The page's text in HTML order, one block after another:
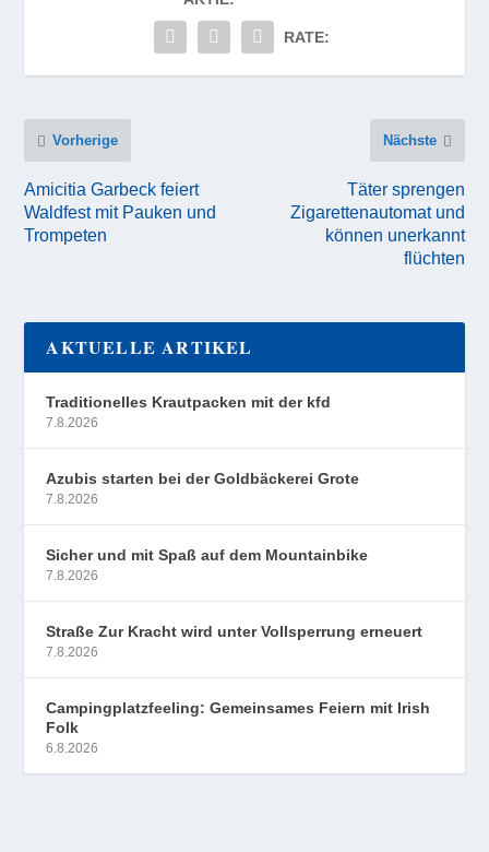
RATE:
Vorherige
Amicitia Garbeck feiert
Waldfest mit Pauken und
Trompeten
Nächste
Täter sprengen
Zigarettenautomat und
können unerkannt
flüchten
AKTUELLE ARTIKEL
Traditionelles Krautpacken mit der kfd
7.8.2026
Azubis starten bei der Goldbäckerei Grote
7.8.2026
Sicher und mit Spaß auf dem Mountainbike
7.8.2026
Straße Zur Kracht wird unter Vollsperrung erneuert
7.8.2026
Campingplatzfeeling: Gemeinsames Feiern mit Irish
Folk
6.8.2026